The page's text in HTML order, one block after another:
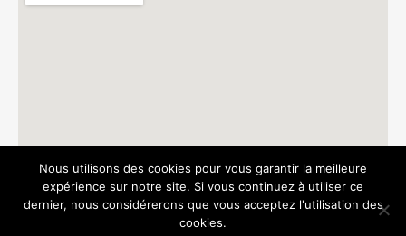
Nous utilisons des cookies pour vous garantir la meilleure
expérience sur notre site. Si vous continuez à utiliser ce
dernier, nous considérerons que vous acceptez l'utilisation des
cookies.